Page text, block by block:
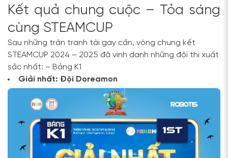
Kết quả chung cuộc – Tỏa sáng
cùng STEAMCUP
Sau những trận tranh tài gay cấn, vòng chung kết
STEAMCUP 2024 – 2025 đã vinh danh những đội thi xuất
sắc nhất: – Bảng K1
Giải nhất: Đội Doreamon